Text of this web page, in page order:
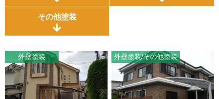
その他塗装
外壁塗装 外壁塗装 その他塗装